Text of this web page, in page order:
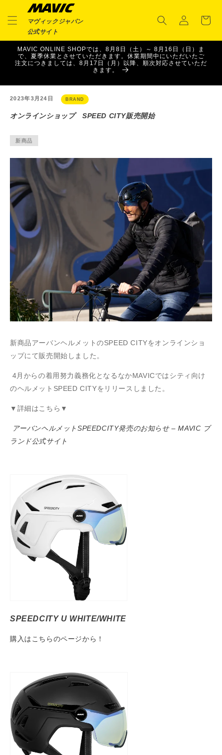
コンテ
ンツに
進むマヴィックジャパン
公式サイト
イ
ー
MAVIC ONLINE SHOPでは、8月8日（土）～ 8月16日（日）ま
で、夏季休業とさせていただきます。休業期間中にいただいたご
注文につきましては、8月17日（月）以降、順次対応させていただ
きます。
2023年3月24日 BRAND
オンラインショップ SPEED CITY販売開始
新商品
新商品アーバンヘルメットのSPEED CITYをオンラインショ
ップにて販売開始しました。
4月からの着用努力義務化となるなかMAVICではシティ向け
のヘルメットSPEED CITYをリリースしました。
▼詳細はこちら▼
アーバンヘルメットSPEEDCITY発売のお知らせ – MAVIC ブ
ランド公式サイト
SPEEDCITY U WHITE/WHITE
購入はこちらのページから！